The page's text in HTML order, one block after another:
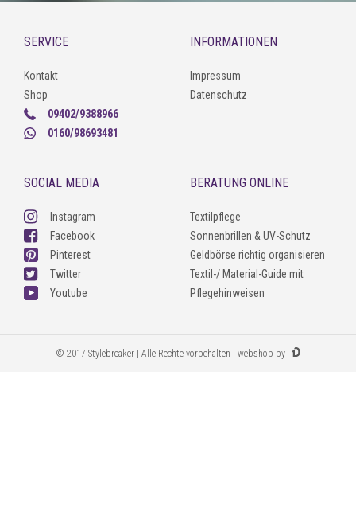
SERVICE
Kontakt
Shop
09402/9388966
0160/98693481
INFORMATIONEN
Impressum
Datenschutz
SOCIAL MEDIA
Instagram
Facebook
Pinterest
Twitter
Youtube
BERATUNG ONLINE
Textilpflege
Sonnenbrillen & UV-Schutz
Geldbörse richtig organisieren
Textil-/ Material-Guide mit
Pflegehinweisen
© 2017 Stylebreaker | Alle Rechte vorbehalten | webshop by